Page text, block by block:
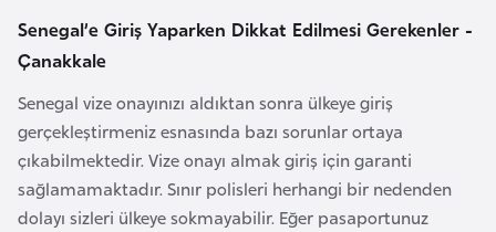
Senegal’e Giriş Yaparken Dikkat Edilmesi Gerekenler -
Çanakkale
Senegal vize onayınızı aldıktan sonra ülkeye giriş
gerçekleştirmeniz esnasında bazı sorunlar ortaya
çıkabilmektedir. Vize onayı almak giriş için garanti
sağlamamaktadır. Sınır polisleri herhangi bir nedenden
dolayı sizleri ülkeye sokmayabilir. Eğer pasaportunuz
n
i
m
a
r
k
a